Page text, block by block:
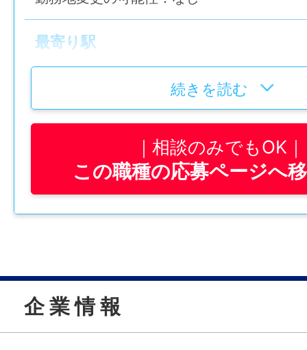
最寄り駅
ＪＲ学研都市線 鴻池新田駅から徒歩10分
給与
計 2.00ヶ月分（前年度実績）
雇用形態
正社員
続きを読む
相談のみでもOK
この職種の応募ページへ
企 業 情 報